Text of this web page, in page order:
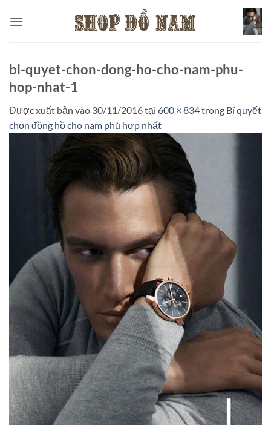
qua
bi-quyet-chon-dong-ho-cho-nam-phu-
hop-nhat-1
Được xuất bản vào 30/11/2016tại 600 × 834trong Bí quyết
chọn đồng hồ cho nam phù hợp nhất